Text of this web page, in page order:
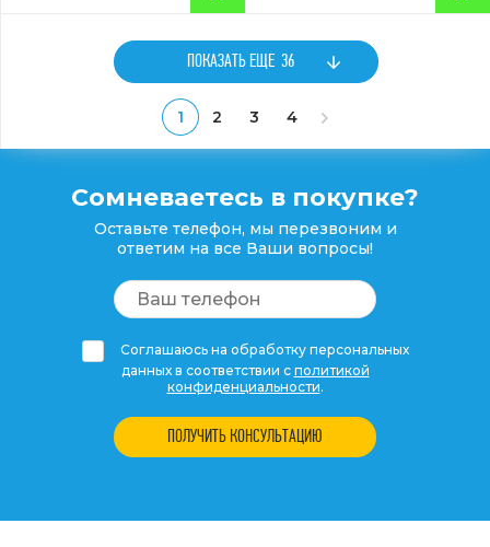
ПОКАЗАТЬ ЕЩЕ 36
1 2 3 4
Сомневаетесь в покупке?
Оставьте телефон, мы перезвоним и
ответим на все Ваши вопросы!
Соглашаюсь на обработку персональных
данных в соответствии с политикой
конфиденциальности.
ПОЛУЧИТЬ КОНСУЛЬТАЦИЮ